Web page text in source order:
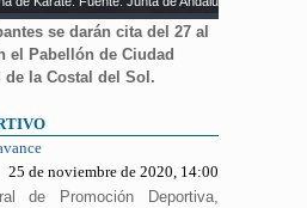
se darán cita del 27 al
el Pabellón de Ciudad
la Costal del Sol.
25 de noviembre de 2020, 14:00
de Promoción Deportiva,